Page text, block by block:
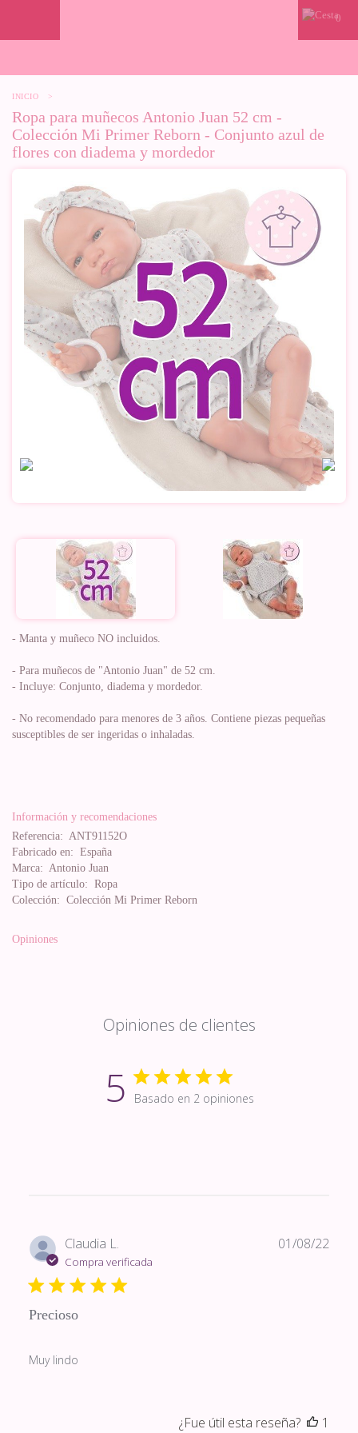
0
INICIO >
Ropa para muñecos Antonio Juan 52 cm -
Colección Mi Primer Reborn - Conjunto azul de
flores con diadema y mordedor
- Manta y muñeco NO incluidos.
- Para muñecos de "Antonio Juan" de 52 cm.
- Incluye: Conjunto, diadema y mordedor.
- No recomendado para menores de 3 años. Contiene piezas pequeñas
susceptibles de ser ingeridas o inhaladas.
Información y recomendaciones
Referencia: ANT91152O
Fabricado en: España
Marca: Antonio Juan
Tipo de artículo: Ropa
Colección: Colección Mi Primer Reborn
Opiniones
Opiniones de clientes
5 Basado en 2 opiniones
Claudia L.
Compra verificada
Precioso
Muy lindo
01/08/22
¿Fue útil esta reseña?
1